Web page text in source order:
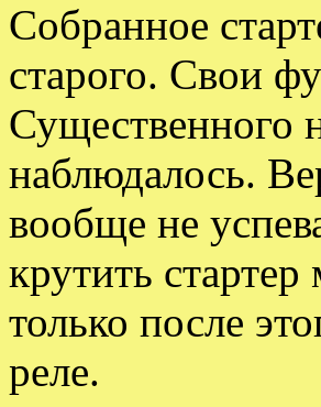
Собранное
старого. Свои
Существенного
наблюдалось.
вообще не
крутить
только после
реле.